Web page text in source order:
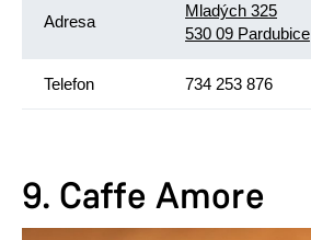
Adresa
Mladých 325
530 09 Pardubice
Telefon 734 253 876
9. Caffe Amore